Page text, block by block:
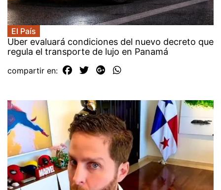
El País
Uber evaluará condiciones del nuevo decreto que
regula el transporte de lujo en Panamá
compartir en: